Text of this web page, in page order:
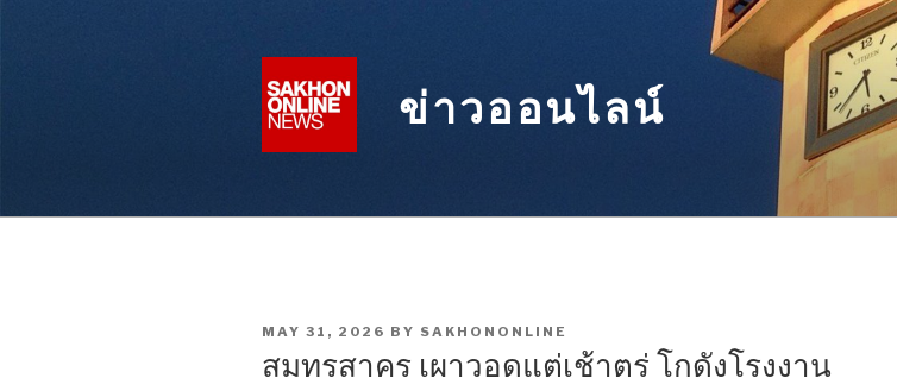
ข่าวออนไลน์
POSTED
MAY 31, 2026 BY SAKHONONLINE
สมุทรสาคร เผาวอดแต่เช้าตรู่ โกดังโรงงาน